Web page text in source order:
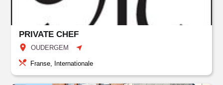
PRIVATE CHEF
OUDERGEM
Franse, Internationale